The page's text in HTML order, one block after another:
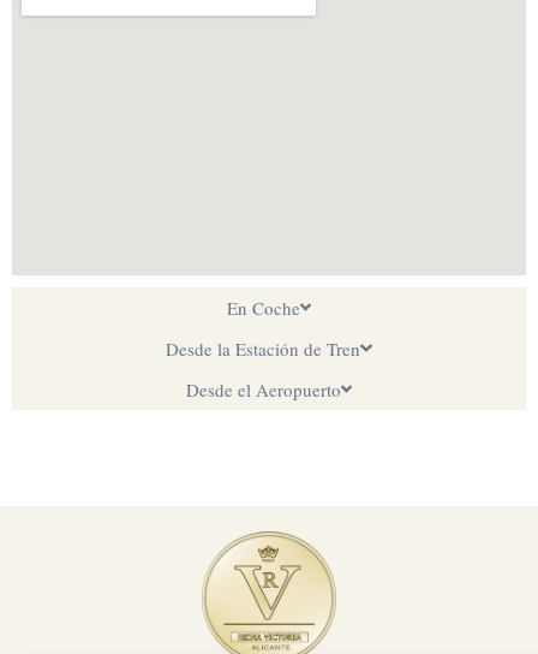
En Coche
Desde la Estación de Tren
Desde el Aeropuerto